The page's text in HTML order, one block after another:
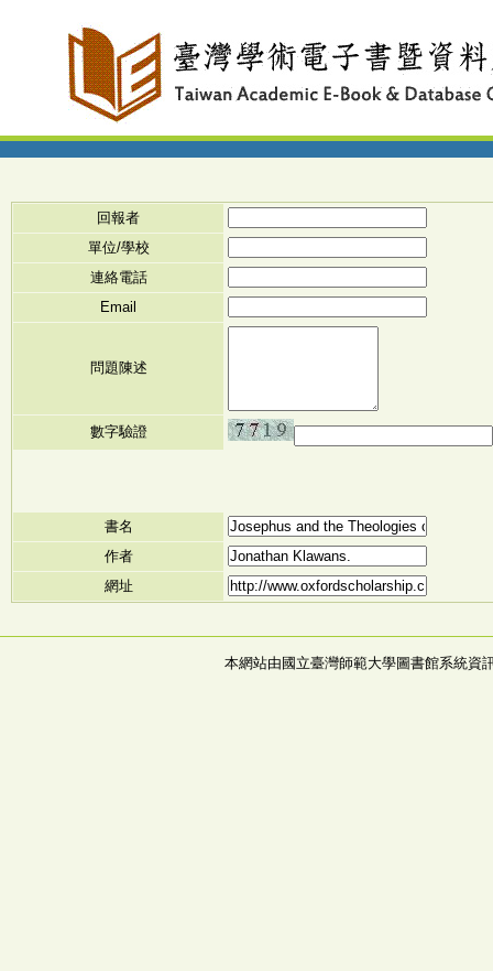
回報者
單位/學校
連絡電話
Email
問題陳述
數字驗證
書名
作者
網址
本網站由國立臺灣師範大學圖書館系統資